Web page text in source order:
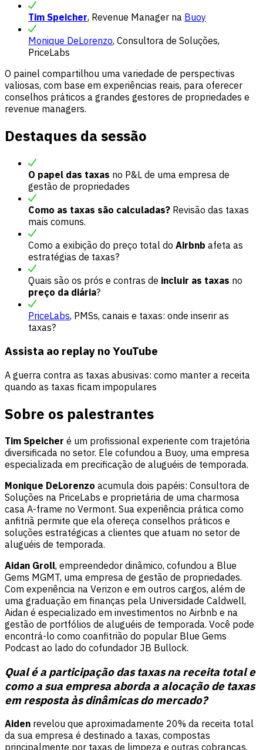
Tim Speicher, Revenue Manager na Buoy
Monique DeLorenzo, Consultora de Soluções,
PriceLabs
O painel compartilhou uma variedade de perspectivas
valiosas, com base em experiências reais, para oferecer
conselhos práticos a grandes gestores de propriedades e
revenue managers.
Destaques da sessão
O papel das taxas no P&L de uma empresa de
gestão de propriedades
Como as taxas são calculadas? Revisão das taxas
mais comuns.
Como a exibição do preço total do Airbnb afeta as
estratégias de taxas?
Quais são os prós e contras de incluir as taxas no
preço da diária?
PriceLabs, PMSs, canais e taxas: onde inserir as
taxas?
Assista ao replay no YouTube
A guerra contra as taxas abusivas: como manter a receita
quando as taxas ficam impopulares
Sobre os palestrantes
Tim Speicher é um profissional experiente com trajetória
diversificada no setor. Ele cofundou a Buoy, uma empresa
especializada em precificação de aluguéis de temporada.
Monique DeLorenzo acumula dois papéis: Consultora de
Soluções na PriceLabs e proprietária de uma charmosa
casa A-frame no Vermont. Sua experiência prática como
anfitriã permite que ela ofereça conselhos práticos e
soluções estratégicas a clientes que atuam no setor de
aluguéis de temporada.
Aidan Groll, empreendedor dinâmico, cofundou a Blue
Gems MGMT, uma empresa de gestão de propriedades.
Com experiência na Verizon e em outros cargos, além de
uma graduação em finanças pela Universidade Caldwell,
Aidan é especializado em investimentos no Airbnb e na
gestão de portfólios de aluguéis de temporada. Você pode
encontrá-lo como coanfitrião do popular Blue Gems
Podcast ao lado do cofundador JB Bullock.
Qual é a participação das taxas na receita total e
como a sua empresa aborda a alocação de taxas
em resposta às dinâmicas do mercado?
Aiden revelou que aproximadamente 20% da receita total
da sua empresa é destinado a taxas, compostas
principalmente por taxas de limpeza e outras cobranças.